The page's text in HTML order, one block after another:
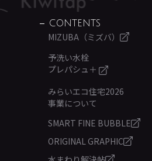
CONTENTS
MIZUBA（ミズバ）
予洗い水栓
プレパシュ＋
みらいエコ住宅2026
事業について
SMART FINE BUBBLE
ORIGINAL GRAPHIC